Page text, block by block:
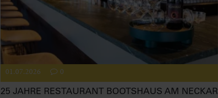
01.07.2026 0
25 JAHRE RESTAURANT BOOTSHAUS AM NECKAR